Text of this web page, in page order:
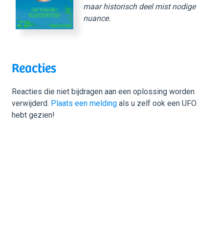
maar historisch deel mist nodige
nuance.
Reacties
Reacties die niet bijdragen aan een oplossing worden
verwijderd. Plaats een melding als u zelf ook een UFO
hebt gezien!